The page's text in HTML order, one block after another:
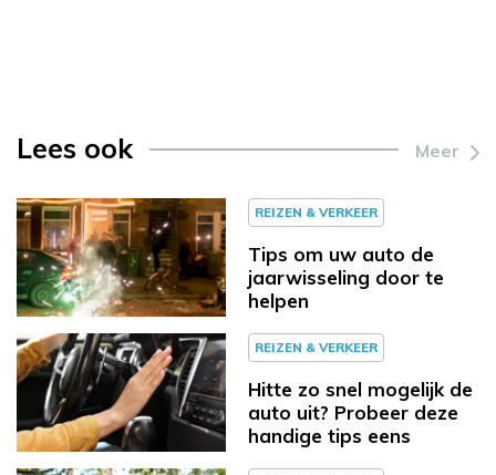
Lees ook Meer
REIZEN & VERKEER
Tips om uw auto de
jaarwisseling door te
helpen
REIZEN & VERKEER
Hitte zo snel mogelijk de
auto uit? Probeer deze
handige tips eens